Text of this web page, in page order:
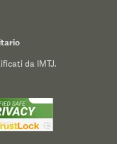
da IMTJ.